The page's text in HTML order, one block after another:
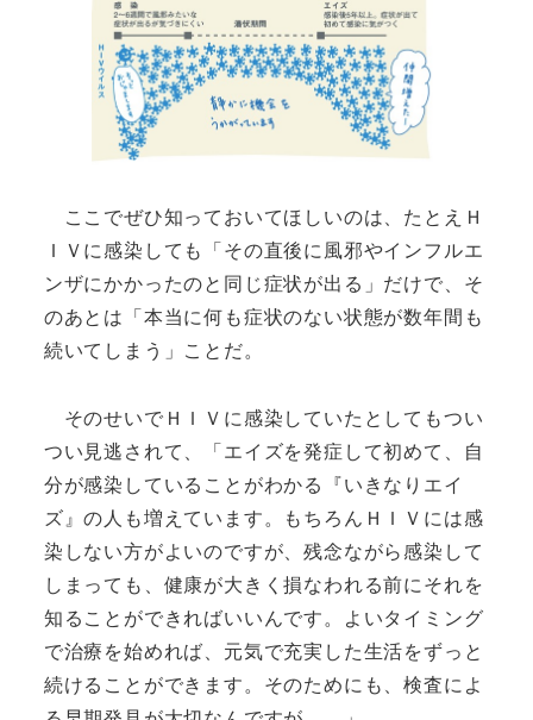
ここでぜひ知っておいてほしいのは、たとえＨ
ＩＶに感染しても「その直後に風邪やインフルエ
ンザにかかったのと同じ症状が出る」だけで、そ
のあとは「本当に何も症状のない状態が数年間も
続いてしまう」ことだ。
そのせいでＨＩＶに感染していたとしてもつい
つい見逃されて、「エイズを発症して初めて、自
分が感染していることがわかる『いきなりエイ
ズ』の人も増えています。もちろんＨＩＶには感
染しない方がよいのですが、残念ながら感染して
しまっても、健康が大きく損なわれる前にそれを
知ることができればいいんです。よいタイミング
で治療を始めれば、元気で充実した生活をずっと
続けることができます。そのためにも、検査によ